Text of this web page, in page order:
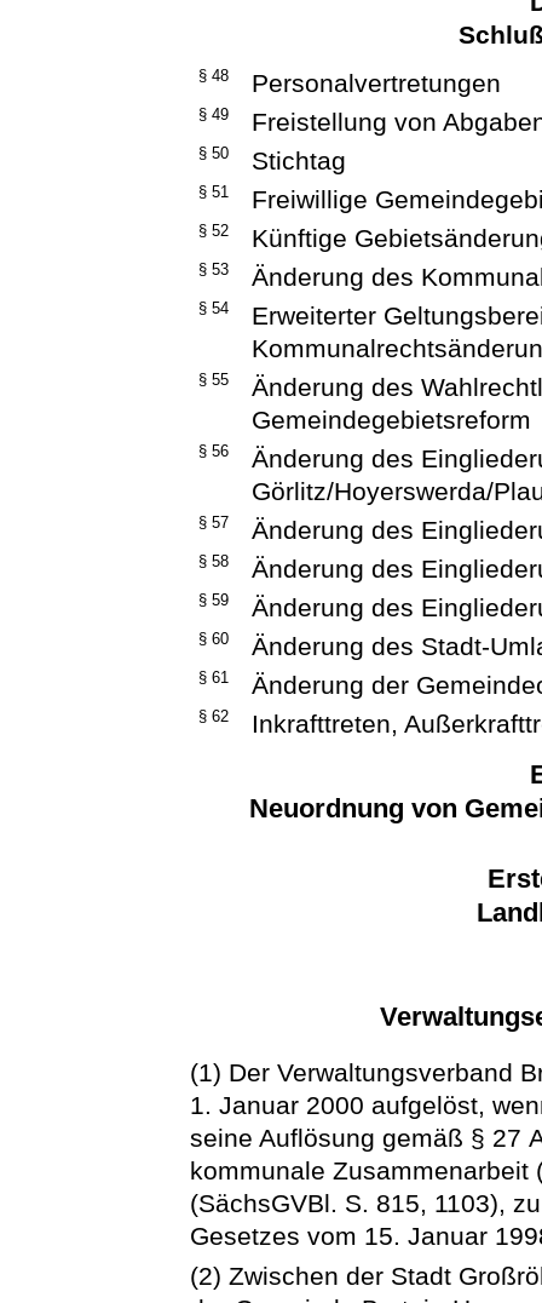
§ 48 Personalvertretungen
§ 49 Freistellung von
§ 50 Stichtag
§ 51 Freiwillige
§ 52 Künftige
§ 53 Änderung des
§ 54
Erweiterter
§ 55
Änderung des
Gemeindegebietsreform
§ 56
Änderung des
Görlitz/Hoyerswerda/
§ 57 Änderung des
§ 58 Änderung des
§ 59 Änderung des
§ 60 Änderung des Stadt-
§ 61 Änderung der
§ 62 Inkrafttreten,
Neuordnung von
(1) Der Verwaltungsverband
1. Januar 2000 aufgelöst,
seine Auflösung gemäß § 27
kommunale Zusammenarbeit
(SächsGVBl. S. 815, 1103),
Gesetzes vom 15. Januar
(2) Zwischen der Stadt